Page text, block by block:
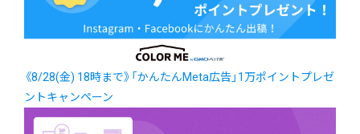
《8/28(金) 18時まで》「かんたんMeta広告」1万ポイントプレゼ
ントキャンペーン